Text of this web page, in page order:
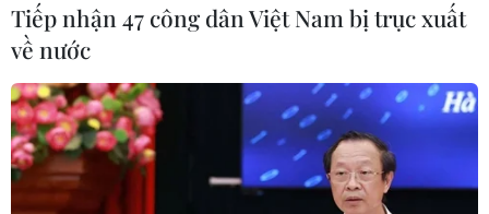
Tiếp nhận 47 công dân Việt Nam bị trục xuất
về nước